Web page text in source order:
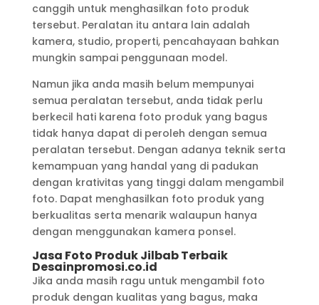
canggih untuk menghasilkan foto produk
tersebut. Peralatan itu antara lain adalah
kamera, studio, properti, pencahayaan bahkan
mungkin sampai penggunaan model.
Namun jika anda masih belum mempunyai
semua peralatan tersebut, anda tidak perlu
berkecil hati karena foto produk yang bagus
tidak hanya dapat di peroleh dengan semua
peralatan tersebut. Dengan adanya teknik serta
kemampuan yang handal yang di padukan
dengan krativitas yang tinggi dalam mengambil
foto. Dapat menghasilkan foto produk yang
berkualitas serta menarik walaupun hanya
dengan menggunakan kamera ponsel.
Jasa Foto Produk Jilbab Terbaik
Desainpromosi.co.id
Jika anda masih ragu untuk mengambil foto
produk dengan kualitas yang bagus, maka